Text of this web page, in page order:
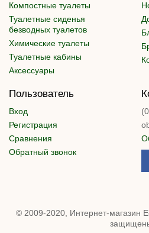
Компостные туалеты
Туалетные сиденья
безводных туалетов
Химические туалеты
Туалетные кабины
Аксессуары
Пользователь
Вход
Регистрация
Сравнения
Обратный звонок
© 2009-2020, Интернет-магазин